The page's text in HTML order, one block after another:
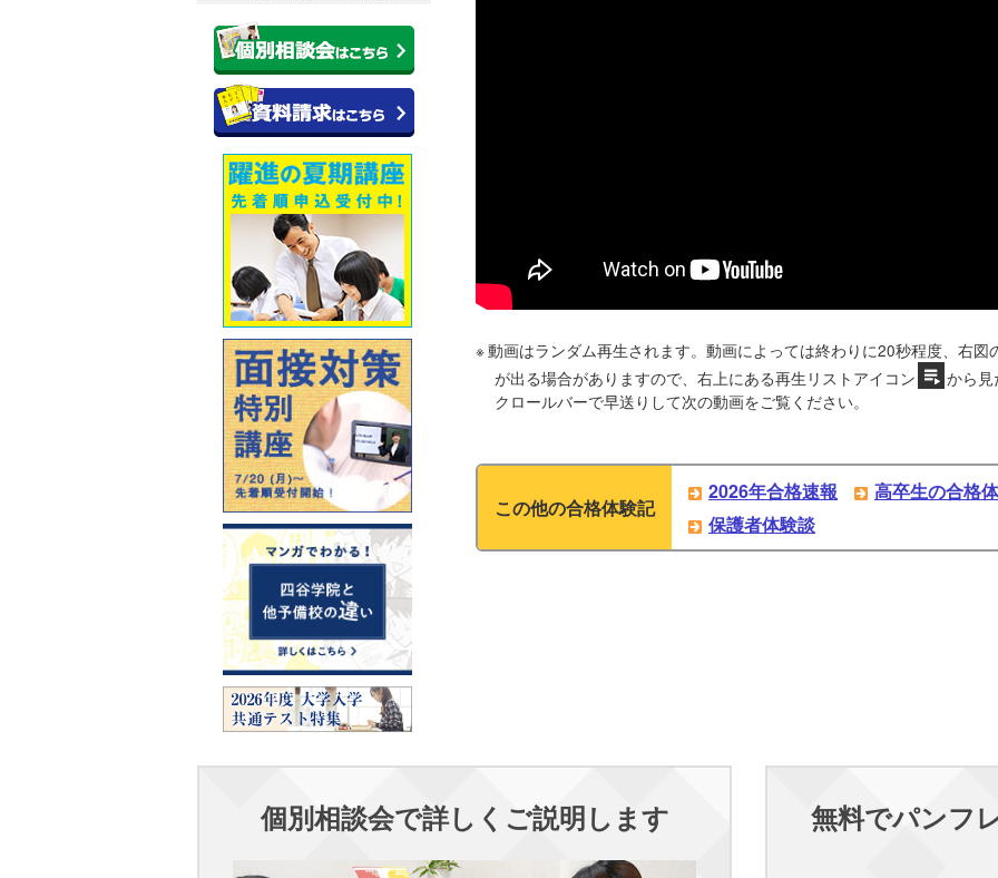
動画はランダム再生されます。動画によっては終わりに20秒程度、右図
が出る場合がありますので、右上にある再生リストアイコン
から見
クロールバーで早送りして次の動画をご覧ください。
この他の合格体験記
2026年合格速報 高卒生の合格
保護者体験談
個別相談会で詳しくご説明します 無料でパンフ